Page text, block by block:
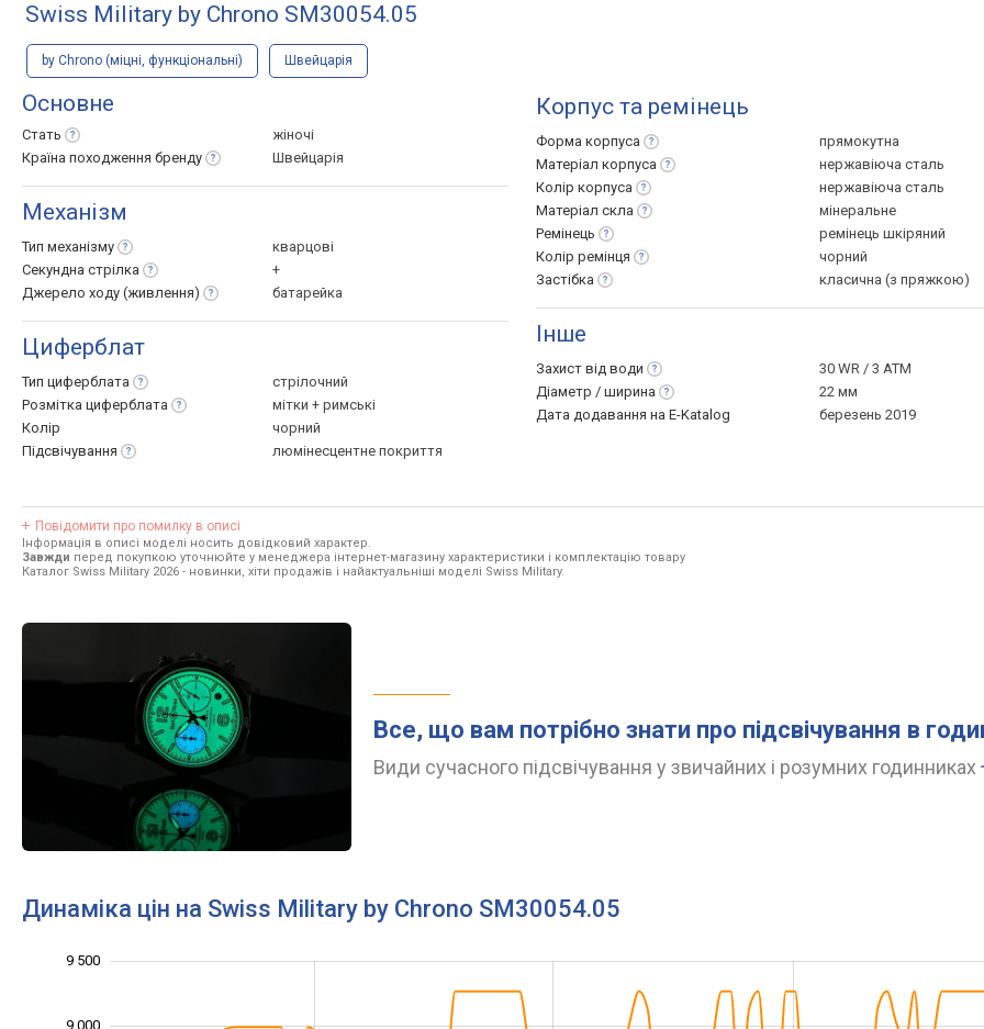
Swiss Military by Chrono SM30054.05
by Chrono (міцні, функціональні) Швейцарія
Основне
Стать
жіночі
Країна походження бренду Швейцарія
Механізм
Тип механізму
кварцові
Секундна стрілка
+
Джерело ходу (живлення) батарейка
Циферблат
Тип циферблата
стрілочний
Розмітка циферблата
мітки + римські
Колір
чорний
Підсвічування
люмінесцентне покриття
Корпус та ремінець
Форма корпуса
прямокутна
Матеріал корпуса
нержавіюча сталь
Колір корпуса
нержавіюча сталь
Матеріал скла
мінеральне
Ремінець
ремінець шкіряний
Колір ремінця
чорний
Застібка
класична (з пряжкою)
Інше
Захист від води
30 WR / 3 ATM
Діаметр / ширина
22 мм
Дата додавання на E-Katalog
березень 2019
Повідомити про помилку в описі
Інформація в описі моделі носить довідковий характер.
Завжди перед покупкою уточнюйте у менеджера інтернет-магазину характеристики і комплектацію товару
Каталог Swiss Military 2026 - новинки, хіти продажів і найактуальніші моделі Swiss Military.
Все, що вам потрібно знати про підсвічування в
Види сучасного підсвічування у звичайних і розумних годинниках
Динаміка цін на Swiss Military by Chrono SM30054.05
9 000
9 500